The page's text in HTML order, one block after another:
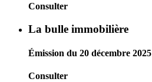
Consulter
La bulle immobilière
Émission du 20 décembre 2025
Consulter